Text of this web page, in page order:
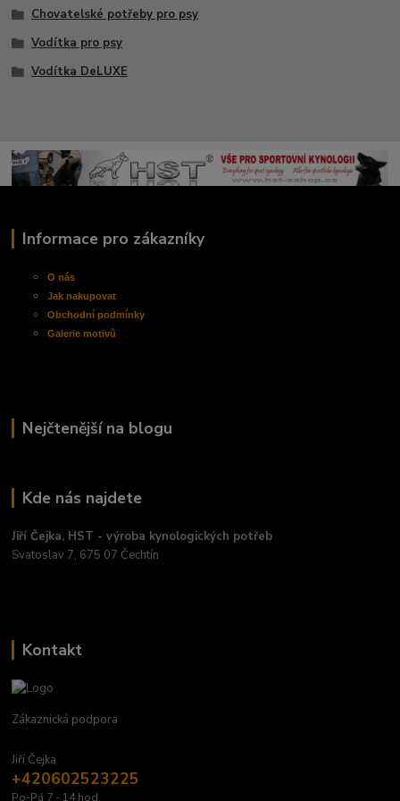
Chovatelské potřeby pro psy
Vodítka pro psy
Vodítka DeLUXE
Informace pro zákazníky
O nás
Jak nakupovat
Obchodnípodmínky
Galerie motivů
Nejčtenější na blogu
Kde nás najdete
Jiří Čejka, HST - výroba kynologických potřeb
Svatoslav 7, 675 07 Čechtín
Kontakt
Zákaznická podpora
Jiří Čejka
+420602523225
Po-Pá 7 - 14 hod.